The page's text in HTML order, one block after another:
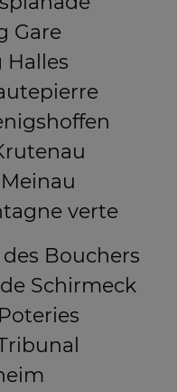
Gare
Halles
verte
Bouchers
Schirmeck